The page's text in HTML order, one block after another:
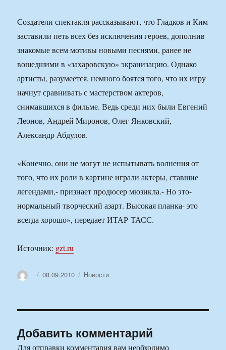
Создатели спектакля рассказывают, что Гладков и Ким
заставили петь всех без исключения героев, дополнив
знакомые всем мотивы новыми песнями, ранее не
вошедшими в «захаровскую» экранизацию. Однако
артисты, разумеется, немного боятся того, что их игру
начнут сравнивать с мастерством актеров,
снимавшихся в фильме. Ведь среди них были Евгений
Леонов, Андрей Миронов, Олег Янковский,
Александр Абдулов.
«Конечно, они не могут не испытывать волнения от
того, что их роли в картине играли актеры, ставшие
легендами,- признает продюсер мюзикла.- Но это-
нормальный творческий азарт. Высокая планка- это
всегда хорошо», передает ИТАР-ТАСС.
Источник: gzt.ru
АвторОпубликовано
08.09.2010 Рубрики
Новости
Добавить комментарий
Для отправки комментария вам необходимо